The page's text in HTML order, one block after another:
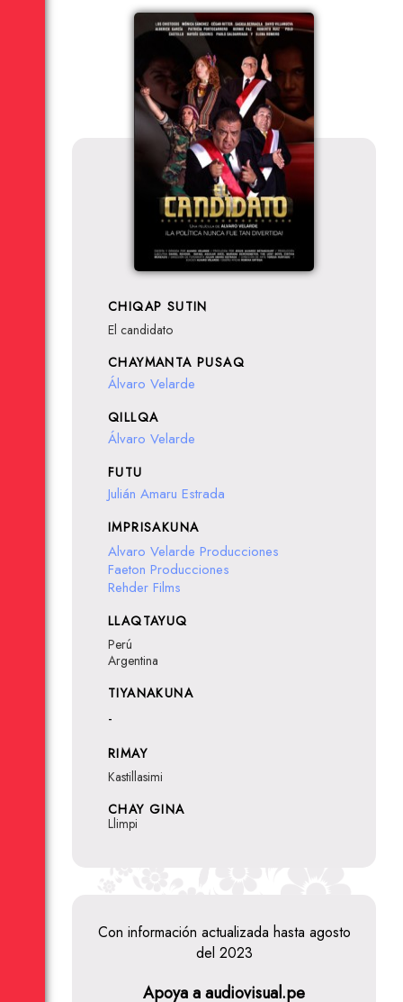
CHIQAP SUTIN
El candidato
CHAYMANTA PUSAQ
Álvaro Velarde
QILLQA
Álvaro Velarde
FUTU
Julián Amaru Estrada
IMPRISAKUNA
Alvaro Velarde Producciones
Faeton Producciones
Rehder Films
LLAQTAYUQ
Perú
Argentina
TIYANAKUNA
-
RIMAY
Kastillasimi
CHAY GINA
Llimpi
Con información actualizada hasta agosto
del 2023
Apoya a audiovisual.pe